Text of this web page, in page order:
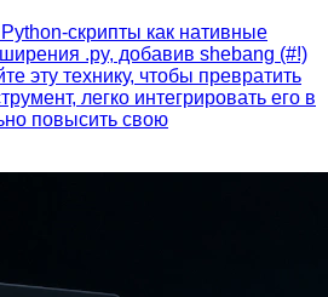
Python-скрипты как нативные
.py, добавив shebang (#!)
эту технику, чтобы превратить
легко интегрировать его в
повысить свою